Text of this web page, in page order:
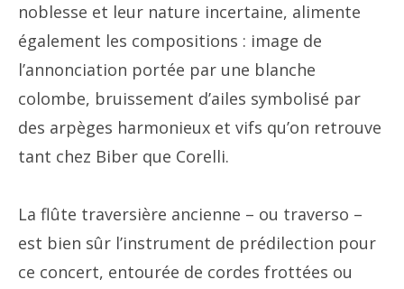
noblesse et leur nature incertaine, alimente
également les compositions : image de
l’annonciation portée par une blanche
colombe, bruissement d’ailes symbolisé par
des arpèges harmonieux et vifs qu’on retrouve
tant chez Biber que Corelli.
La flûte traversière ancienne – ou traverso –
est bien sûr l’instrument de prédilection pour
ce concert, entourée de cordes frottées ou